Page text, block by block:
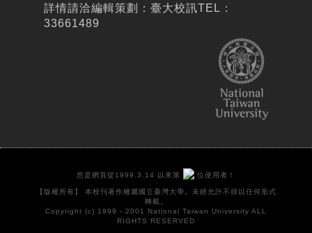
詳情請洽編輯策劃：臺大校訊TEL：
33661489
您是網頁從1999.3.14 以來第 位使用者！
【版權所有】 本校刊著作權屬國立臺灣大學。未經允許不得以任何形式
轉載。
Copyright (c) 1999 - 2001 National Taiwan University ALL
RIGHTS RESERVED